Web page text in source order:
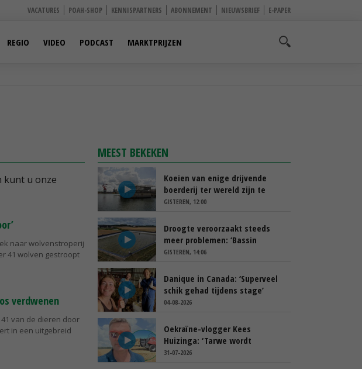
VACATURES POAH-SHOP KENNISPARTNERS ABONNEMENT NIEUWSBRIEF E-PAPER
REGIO VIDEO PODCAST MARKTPRIJZEN
kunt u onze
naar wolvenstroperij
41 wolven gestroopt
verdwenen
van de dieren door
in een uitgebreid
MEEST BEKEKEN
Koeien van enige drijvende
boerderij ter wereld zijn te
koop
GISTEREN, 12:00
Droogte veroorzaakt steeds
meer problemen: ‘Bassin
afgelopen week al leeg’
GISTEREN, 14:06
Danique in Canada: ‘Superveel
schik gehad tijdens stage’
04-08-2026
Oekraïne-vlogger Kees
Huizinga: ‘Tarwe wordt
geperst, koeien hebben stro
31-07-2026